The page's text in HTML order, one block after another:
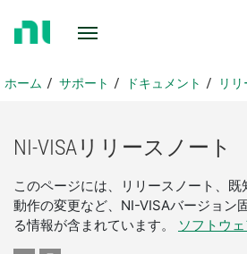
ペホーム サポート ドキュメント リ
NI-VISAリリース ノート
このページには、リリースノート、既
動作の変更など、NI-VISAバージョン
る情報が含まれています。
ソフトウ